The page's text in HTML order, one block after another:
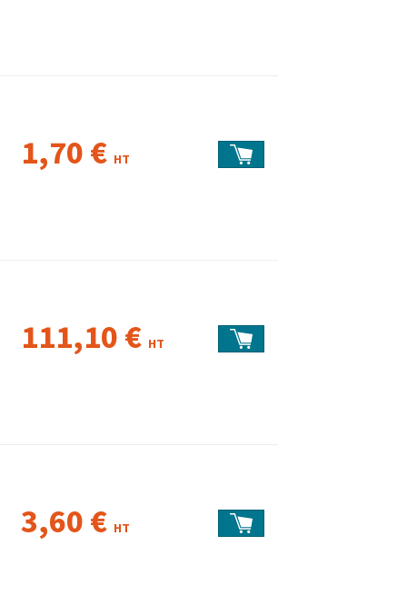
1,70 € HT
111,10 € HT
3,60 € HT